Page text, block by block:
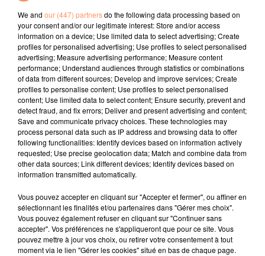
titres diffusés
1h15
1h15
JECK
La Recette
1h12
1h12
BRUNO MARS
I Just Might
1h09
1h09
JOSEPH KAMEL
Crash
l'horoscope
We and our (447) partnersdo the following data processing based on
your consent and/or our legitimate interest: Store and/or access
information on a device; Use limited data to select advertising; Create
profiles for personalised advertising; Use profiles to select personalised
advertising; Measure advertising performance; Measure content
performance; Understand audiences through statistics or combinations
of data from different sources; Develop and improve services; Create
profiles to personalise content; Use profiles to select personalised
content; Use limited data to select content; Ensure security, prevent and
detect fraud, and fix errors; Deliver and present advertising and content;
Save and communicate privacy choices. These technologies may
process personal data such as IP address and browsing data to offer
following functionalities: Identify devices based on information actively
requested; Use precise geolocation data; Match and combine data from
other data sources; Link different devices; Identify devices based on
information transmitted automatically.
Vous pouvez accepter en cliquant sur "Accepter et fermer", ou affiner en
sélectionnant les finalités et/ou partenaires dans "Gérer mes choix".
Vous pouvez également refuser en cliquant sur "Continuer sans
accepter". Vos préférences ne s'appliqueront que pour ce site. Vous
pouvez mettre à jour vos choix, ou retirer votre consentement à tout
moment via le lien "Gérer les cookies" situé en bas de chaque page.